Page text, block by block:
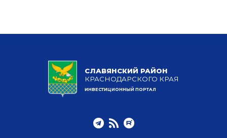
СЛАВЯНСКИЙ РАЙОН
КРАСНОДАРСКОГО КРАЯ
ИНВЕСТИЦИОННЫЙ ПОРТАЛ